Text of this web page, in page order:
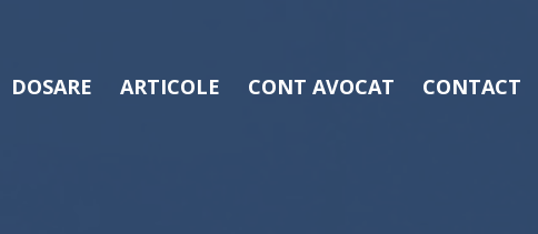
DOSARE ARTICOLE CONT AVOCAT CONTACT